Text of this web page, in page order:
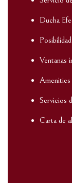
Ducha
Ventanas
Amenities
Servicios
Carta de